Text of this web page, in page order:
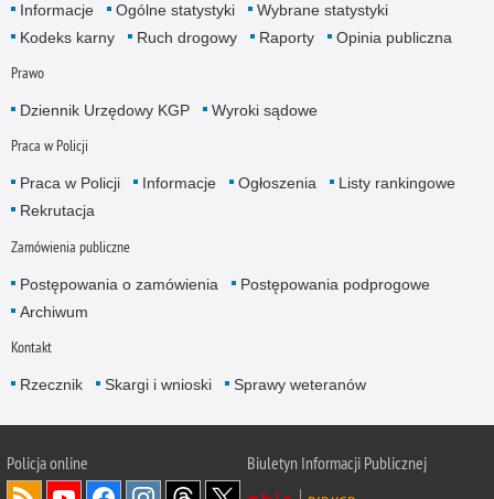
Informacje Ogólne statystyki
Wybrane statystyki
Kodeks karny
Ruch drogowy Raporty Opinia publiczna
Prawo
Dziennik Urzędowy KGP Wyroki sądowe
Praca w Policji
Praca w Policji Informacje Ogłoszenia
Listy rankingowe
Rekrutacja
Zamówienia publiczne
Postępowania o zamówienia
Postępowania podprogowe
Archiwum
Kontakt
Rzecznik Skargi i wnioski Sprawy weteranów
Policjaonline
Biuletyn Informacji Publicznej